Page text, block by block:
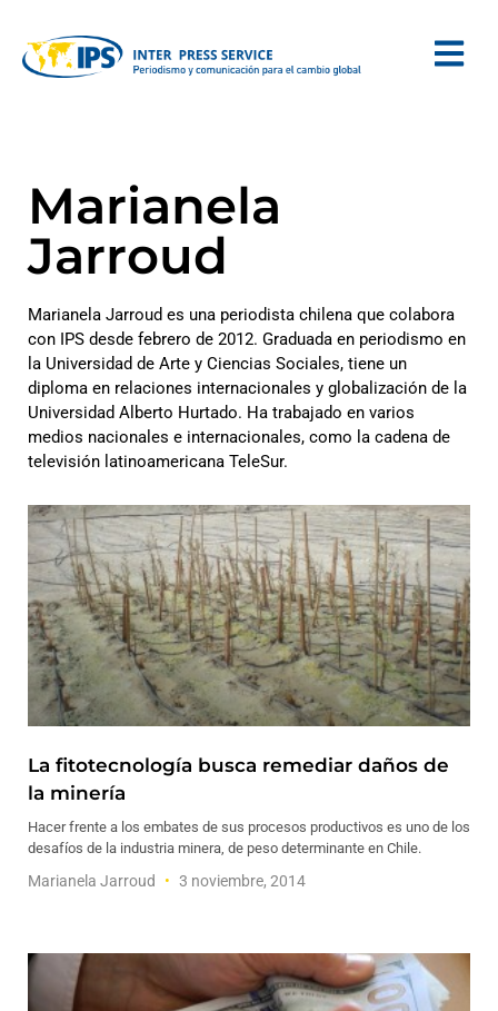
Marianela
Jarroud
Marianela Jarroud es una periodista chilena que colabora
con IPS desde febrero de 2012. Graduada en periodismo en
la Universidad de Arte y Ciencias Sociales, tiene un
diploma en relaciones internacionales y globalización de la
Universidad Alberto Hurtado. Ha trabajado en varios
medios nacionales e internacionales, como la cadena de
televisión latinoamericana TeleSur.
La fitotecnología busca remediar daños de
la minería
Hacer frente a los embates de sus procesos productivos es uno de los
desafíos de la industria minera, de peso determinante en Chile.
Marianela Jarroud 3 noviembre, 2014